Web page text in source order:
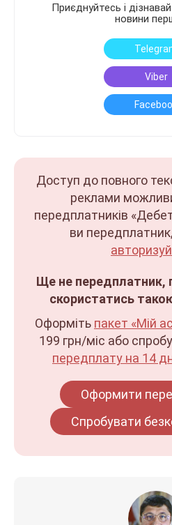
Приєднуйтесь і
новини
Viber
Доступ до повного
реклами
передплатників
ви
Ще не передплатник,
скористатись
Оформіть пакет «Мій
199 грн/міс або
передплату на 14
Оформити
Спробувати